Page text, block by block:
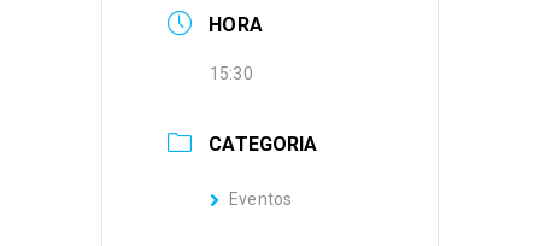
HORA
15:30
CATEGORIA
Eventos